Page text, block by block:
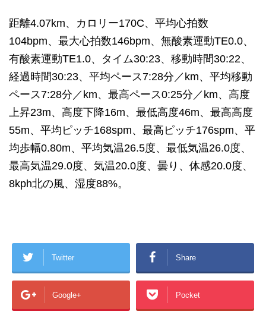
距離4.07km、カロリー170C、平均心拍数
104bpm、最大心拍数146bpm、無酸素運動TE0.0、
有酸素運動TE1.0、タイム30:23、移動時間30:22、
経過時間30:23、平均ペース7:28分／km、平均移動
ペース7:28分／km、最高ペース0:25分／km、高度
上昇23m、高度下降16m、最低高度46m、最高高度
55m、平均ピッチ168spm、最高ピッチ176spm、平
均歩幅0.80m、平均気温26.5度、最低気温26.0度、
最高気温29.0度、気温20.0度、曇り、体感20.0度、
8kph北の風、湿度88%。
Twitter Share
Google+ Pocket